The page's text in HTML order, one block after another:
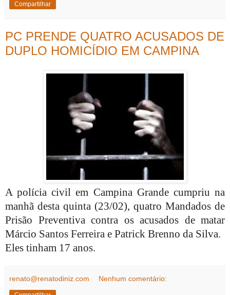
Compartilhar
PC PRENDE QUATRO ACUSADOS DE
DUPLO HOMICÍDIO EM CAMPINA
A polícia civil em Campina Grande cumpriu na
manhã desta quinta (23/02), quatro Mandados de
Prisão Preventiva contra os acusados de matar
Márcio Santos Ferreira e Patrick Brenno da Silva.
Eles tinham 17 anos.
renato@renatodiniz.com Nenhum comentário: